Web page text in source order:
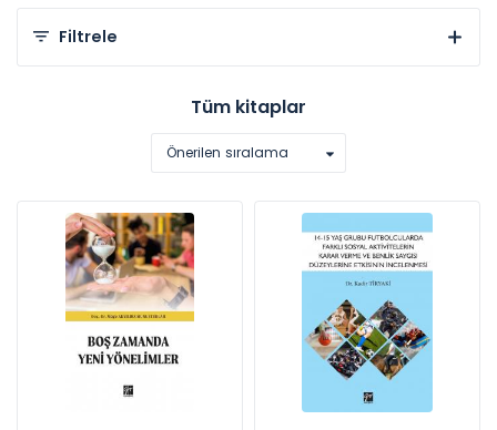
Filtrele
Sosyal ve Beşeri Bilimler (334)
Sağlık Bilimleri (9)
Konulara Göre
Spor (343)
Yayınevlerine Göre
Gazi Kitabevi (339)
Tüm kitaplar
Önerilen sıralama